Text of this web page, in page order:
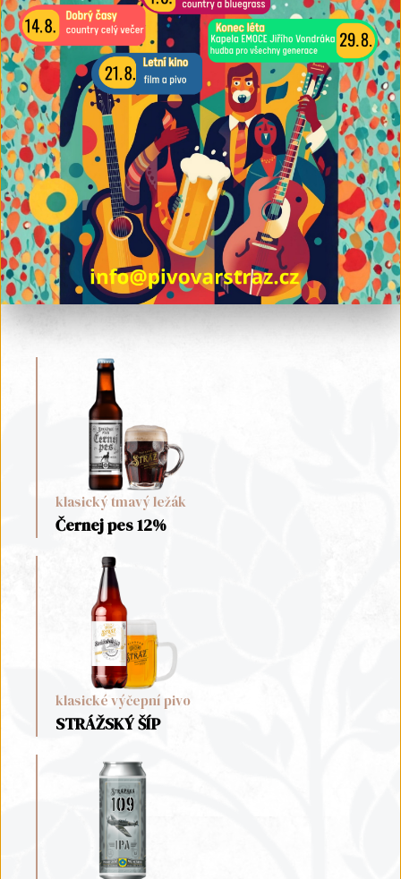
spodně kvašený český ležák
Strážský Hofmistr 12%
spodně kvašené polotmavé pivo
Strážský Baron 13%
klasický tmavý ležák
Černej pes 12%
klasické výčepní pivo
STRÁŽSKÝ ŠÍP